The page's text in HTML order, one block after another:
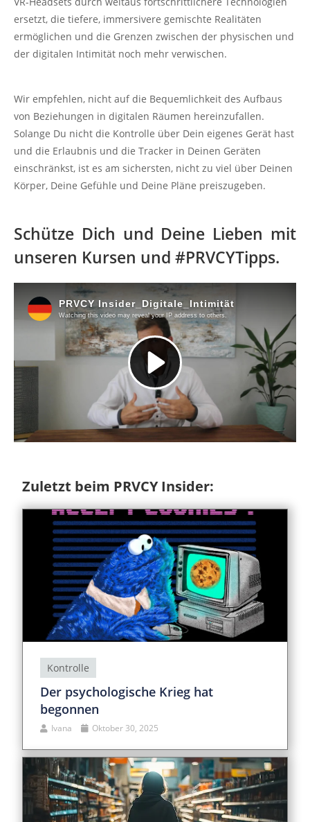
ersetzt, die tiefere, immersivere gemischte Realitäten
ermöglichen und die Grenzen zwischen der physischen und
der digitalen Intimität noch mehr verwischen.
Wir empfehlen, nicht auf die Bequemlichkeit des Aufbaus
von Beziehungen in digitalen Räumen hereinzufallen.
Solange Du nicht die Kontrolle über Dein eigenes Gerät hast
und die Erlaubnis und die Tracker in Deinen Geräten
einschränkst, ist es am sichersten, nicht zu viel über Deinen
Körper, Deine Gefühle und Deine Pläne preiszugeben.
Schütze Dich und Deine Lieben mit
unseren Kursen und #PRVCYTipps.
Zuletzt beim PRVCY Insider:
Kontrolle
Der psychologische Krieg hat
begonnen
Ivana Oktober 30, 2025